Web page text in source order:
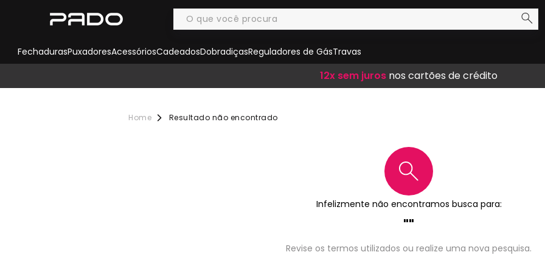
FechadurasPuxadoresAcessóriosCadeadosDobradiçasReguladores de GásTravas
Frete Grátisem compras acima de R$ 300,00
12x sem juros nos cartões de crédito
10% de descontono boleto
Resultado não encontrado
Infelizmente não encontramos busca para:
Revise os termos utilizados ou realize uma nova pesquisa.